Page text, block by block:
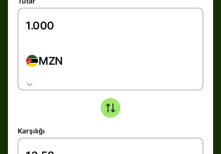
MZN
Karşılığı